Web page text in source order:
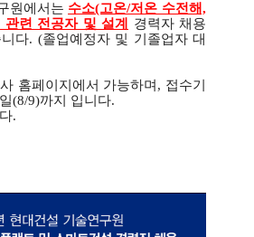
원에서는 수소(고온/저온 수전해,
련 전공자 및 설계
경력자 채용
다. (졸업예정자 및 기졸업자 대
홈페이지에서 가능하며, 접수기
(8/9)까지 입니다.
.